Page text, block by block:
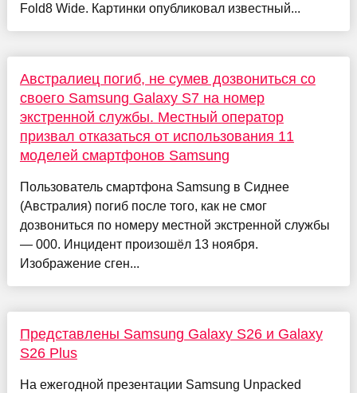
Fold8 Wide. Картинки опубликовал известный...
Австралиец погиб, не сумев дозвониться со
своего Samsung Galaxy S7 на номер
экстренной службы. Местный оператор
призвал отказаться от использования 11
моделей смартфонов Samsung
Пользователь смартфона Samsung в Сиднее
(Австралия) погиб после того, как не смог
дозвониться по номеру местной экстренной службы
— 000. Инцидент произошёл 13 ноября.
Изображение сген...
Представлены Samsung Galaxy S26 и Galaxy
S26 Plus
На ежегодной презентации Samsung Unpacked